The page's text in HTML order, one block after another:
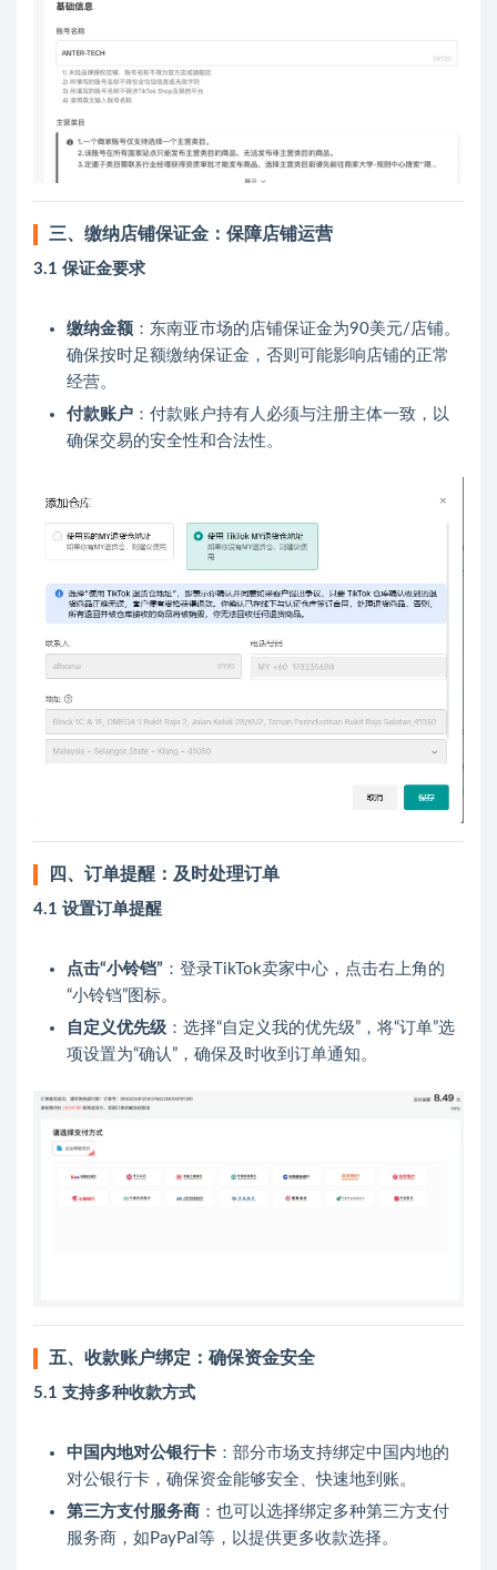
三、缴纳店铺保证金：保障店铺运营
3.1 保证金要求
缴纳金额 ：东南亚市场的店铺保证金为90美元/店铺。
确保按时足额缴纳保证金，否则可能影响店铺的正常
经营。
付款账户 ：付款账户持有人必须与注册主体一致，以
确保交易的安全性和合法性。
四、订单提醒：及时处理订单
4.1 设置订单提醒
点击“小铃铛” ：登录TikTok卖家中心，点击右上角的
“小铃铛”图标。
自定义优先级 ：选择“自定义我的优先级”，将“订单”选
项设置为“确认”，确保及时收到订单通知。
五、收款账户绑定：确保资金安全
5.1 支持多种收款方式
中国内地对公银行卡 ：部分市场支持绑定中国内地的
对公银行卡，确保资金能够安全、快速地到账。
第三方支付服务商 ：也可以选择绑定多种第三方支付
服务商，如PayPal等，以提供更多收款选择。